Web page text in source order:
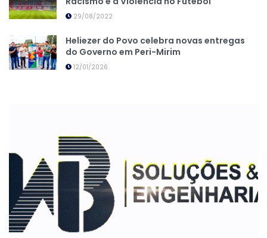
29/08/2022
Heliezer do Povo celebra novas entregas
do Governo em Peri-Mirim
12/01/2026